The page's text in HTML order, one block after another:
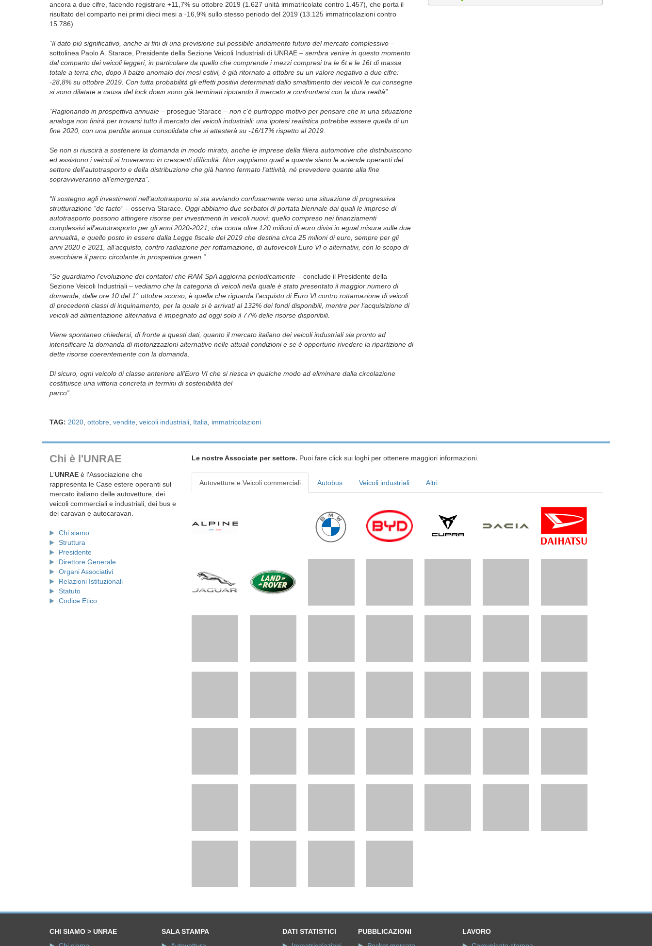
ancora a due cifre, facendo registrare +11,7% su ottobre 2019 (1.627 unità immatricolate contro 1.457), che porta il
risultato del comparto nei primi dieci mesi a -16,9% sullo stesso periodo del 2019 (13.125 immatricolazioni contro
15.786).
“Il dato più significativo, anche ai fini di una previsione sul possibile andamento futuro del mercato complessivo –
sottolinea Paolo A. Starace, Presidente della Sezione Veicoli Industriali di UNRAE – sembra venire in questo momento
dal comparto dei veicoli leggeri, in particolare da quello che comprende i mezzi compresi tra le 6t e le 16t di massa
totale a terra che, dopo il balzo anomalo dei mesi estivi, è già ritornato a ottobre su un valore negativo a due cifre:
-28,8% su ottobre 2019. Con tutta probabilità gli effetti positivi determinati dallo smaltimento dei veicoli le cui consegne
si sono dilatate a causa del lock down sono già terminati ripotando il mercato a confrontarsi con la dura realtà”.
“Ragionando in prospettiva annuale – prosegue Starace – non c’è purtroppo motivo per pensare che in una situazione
analoga non finirà per trovarsi tutto il mercato dei veicoli industriali: una ipotesi realistica potrebbe essere quella di un
fine 2020, con una perdita annua consolidata che si attesterà su -16/17% rispetto al 2019.
Se non si riuscirà a sostenere la domanda in modo mirato, anche le imprese della filiera automotive che distribuiscono
ed assistono i veicoli si troveranno in crescenti difficoltà. Non sappiamo quali e quante siano le aziende operanti del
settore dell’autotrasporto e della distribuzione che già hanno fermato l’attività, né prevedere quante alla fine
sopravviveranno all’emergenza”.
“Il sostegno agli investimenti nell’autotrasporto si sta avviando confusamente verso una situazione di progressiva
strutturazione “de facto” – osserva Starace. Oggi abbiamo due serbatoi di portata biennale dai quali le imprese di
autotrasporto possono attingere risorse per investimenti in veicoli nuovi: quello compreso nei finanziamenti
complessivi all’auto­trasporto per gli anni 2020-2021, che conta oltre 120 milioni di euro divisi in egual misura sulle due
annualità, e quello posto in essere dalla Legge fiscale del 2019 che destina circa 25 milioni di euro, sempre per gli
anni 2020 e 2021, all’acquisto, contro radiazione per rottamazione, di autoveicoli Euro VI o alternativi, con lo scopo di
svecchiare il parco circolante in prospettiva green.”
“Se guardiamo l’evoluzione dei contatori che RAM SpA aggiorna periodicamente – conclude il Presidente della
Sezione Veicoli Industriali – vediamo che la categoria di veicoli nella quale è stato presentato il maggior numero di
domande, dalle ore 10 del 1° ottobre scorso, è quella che riguarda l’acquisto di Euro VI contro rottamazione di veicoli
di precedenti classi di inquinamento, per la quale si è arrivati al 132% dei fondi disponibili, mentre per l’acquisizione di
veicoli ad alimentazione alternativa è impegnato ad oggi solo il 77% delle risorse disponibili.
Viene spontaneo chiedersi, di fronte a questi dati, quanto il mercato italiano dei veicoli industriali sia pronto ad
intensificare la domanda di motorizzazioni alternative nelle attuali condizioni e se è opportuno rivedere la ripartizione di
dette risorse coerentemente con la domanda.
Di sicuro, ogni veicolo di classe anteriore all’Euro VI che si riesca in qualche modo ad eliminare dalla circolazione
costituisce una vittoria concreta in termini di sostenibilità del
parco”.
TAG: 2020 ottobre vendite veicoli industriali Italia immatricolazioni
Chi è l'UNRAE
L'UNRAE è l'Associazione che
rappresenta le Case estere operanti sul
mercato italiano delle autovetture, dei
veicoli commerciali e industriali, dei bus e
dei caravan e autocaravan.
Chi siamo
Struttura
Presidente
Direttore Generale
Organi Associativi
Relazioni Istituzionali
Statuto
Codice Etico
Le nostre Associate per settore. Puoi fare click sui loghi per ottenere maggiori informazioni.
Autovetture e Veicoli commerciali Autobus Veicoli industriali Altri
CHI SIAMO > UNRAE
SALA STAMPA
DATI STATISTICI
PUBBLICAZIONI
LAVORO